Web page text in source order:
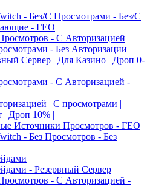
- Без/С Просмотрами - Без/С
- ГЕО
- С Авторизацией
- Без Авторизации
Сервер | Для Казино | Дроп 0-
- С Авторизацией -
| С просмотрами |
| Дроп 10% |
Источники Просмотров - ГЕО
- Без Просмотров - Без
- Резервный Сервер
- С Авторизацией -